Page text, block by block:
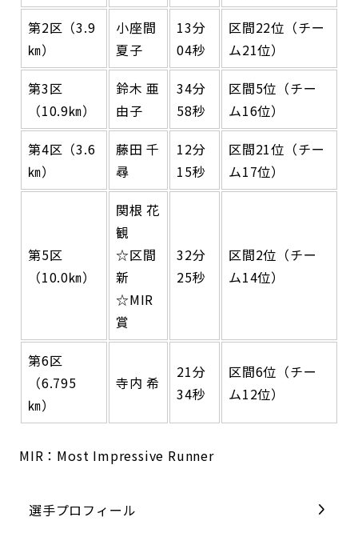
第2区（3.9
㎞）
小座間
夏子
13分
04秒
区間22位（チー
ム21位）
第3区
（10.9㎞）
鈴木 亜
由子
34分
58秒
区間5位（チー
ム16位）
第4区（3.6
㎞）
藤田 千
尋
12分
15秒
区間21位（チー
ム17位）
第5区
（10.0㎞）
関根 花
観
☆区間
新
☆MIR
賞
32分
25秒
区間2位（チー
ム14位）
第6区
（6.795
㎞）
寺内 希
21分
34秒
区間6位（チー
ム12位）
MIR：Most Impressive Runner
選手プロフィール